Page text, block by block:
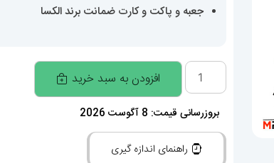
جعبه و پاکت و کارت ضمانت برند الکسا
ساعت
الکسا
مردانه
اورجینال
افزودن به سبد خرید
بروزرسانی قیمت: 8 آگوست 2026
راهنمای اندازه گیری